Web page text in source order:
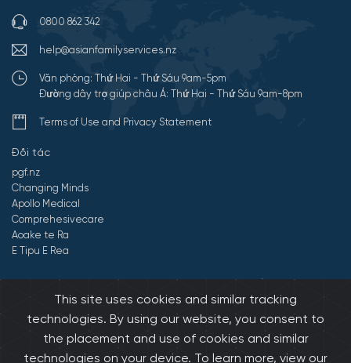
0800 862 342
help@asianfamilyservices.nz
Văn phòng: Thứ Hai - Thứ Sáu 9am-5pm
Đường dây trợ giúp châu Á: Thứ Hai - Thứ Sáu 9am-8pm
Terms of Use and Privacy Statement
Đối tác
pgf.nz
Changing Minds
Apollo Medical
Comprehesivecare
Aoake te Ra
E Tipu E Rea
Onedash.biz
This site uses cookies and similar tracking
technologies. By using our website, you consent to
the placement and use of cookies and similar
technologies on your device. To learn more, view our